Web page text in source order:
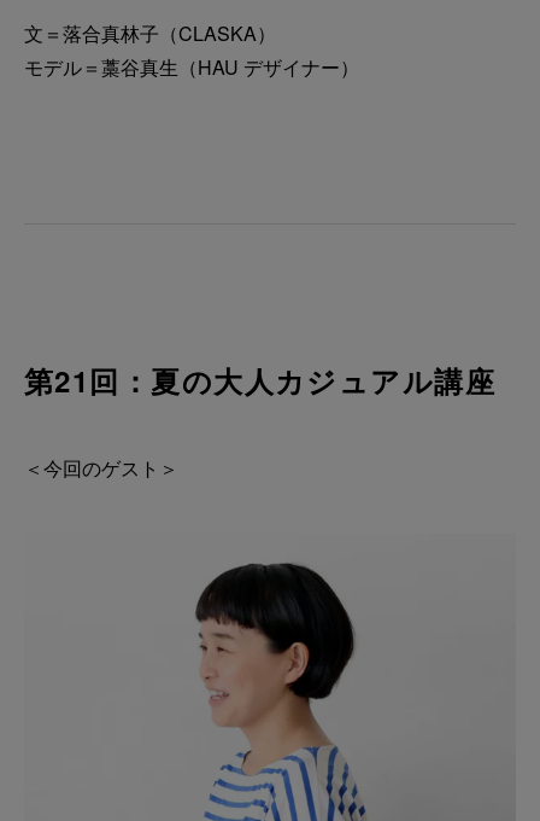
文＝落合真林子（CLASKA）
モデル＝藁谷真生（HAU デザイナー）
第21回：夏の大人カジュアル講座
＜今回のゲスト＞